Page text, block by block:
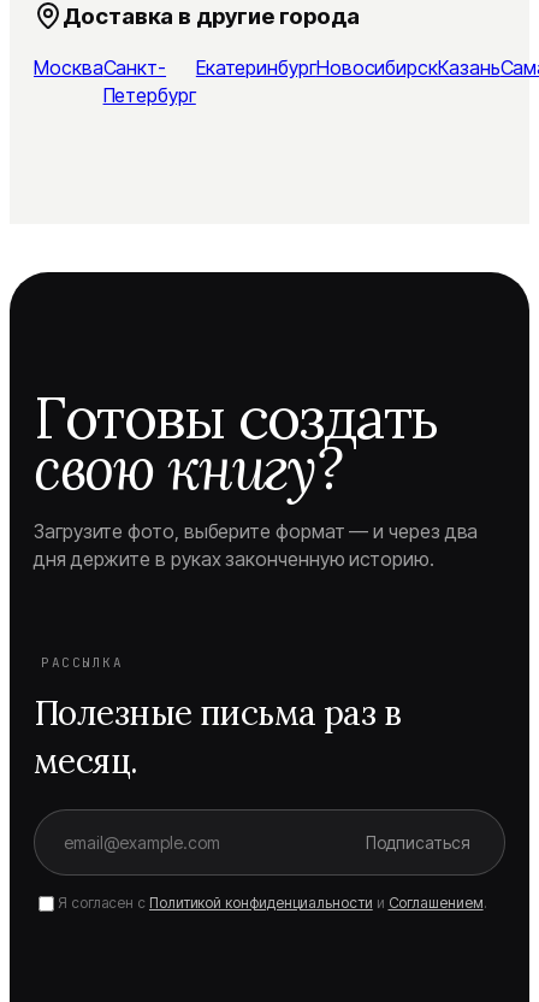
Доставка в другие города
МоскваСанкт-
Петербург
ЕкатеринбургНовосибирскКазань
Готовы создать
свою книгу?
Загрузите фото, выберите формат — и через два
дня держите в руках законченную историю.
РАССЫЛКА
Полезные письма раз в
месяц.
Подписаться
Я согласен с Политикой конфиденциальности и Соглашением.